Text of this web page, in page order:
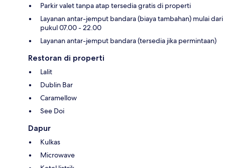
Parkir valet tanpa atap tersedia gratis di properti
Layanan antar-jemput bandara (biaya tambahan) mulai dari
pukul 07.00 - 22.00
Layanan antar-jemput bandara (tersedia jika permintaan)
Restoran di properti
Lalit
Dublin Bar
Caramellow
See Doi
Dapur
Kulkas
Microwave